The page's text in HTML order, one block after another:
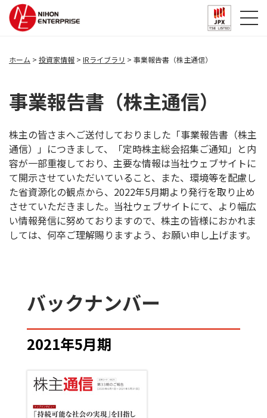
ホーム 投資家情報 IRライブラリ 事業報告書（株主通信）
事業報告書（株主通信）
株主の皆さまへご送付しておりました「事業報告書（株主
通信）」につきまして、「定時株主総会招集ご通知」と内
容が一部重複しており、主要な情報は当社ウェブサイトに
て開示させていただいていること、また、環境等を配慮し
た省資源化の観点から、2022年5月期より発行を取り止め
させていただきました。当社ウェブサイトにて、より幅広
い情報発信に努めておりますので、株主の皆様におかれま
しては、何卒ご理解賜りますよう、お願い申し上げます。
バックナンバー
2021年5月期